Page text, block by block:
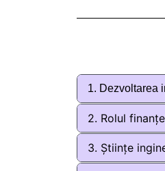
1. Dezvoltarea
2. Rolul
3. Științe